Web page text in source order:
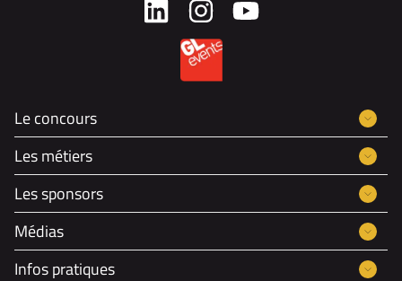
Le concours
Les métiers
Les sponsors
Médias
Infos pratiques